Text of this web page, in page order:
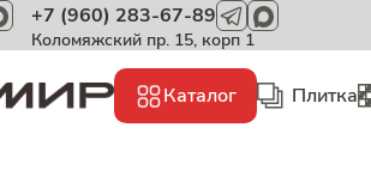
+7 (960) 283-67-89
Коломяжский пр. 15, корп 1
Каталог Плитка